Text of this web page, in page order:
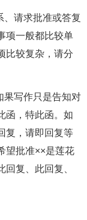
、请求批准或答复
项一般都比较单
比较复杂，请分
果写作只是告知对
函，特此函。如
复，请即回复等
望批准××是莲花
复、此回复、